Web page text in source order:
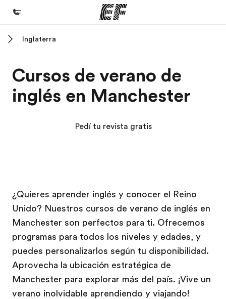
Programas
Ver todo lo que hacemos
Trabajos
Uníte al equipo
Inglaterra
Cursos de verano de
inglés en Manchester
Pedí tu revista gratis
¿Quieres aprender inglés y conocer el Reino
Unido? Nuestros cursos de verano de inglés en
Manchester son perfectos para ti. Ofrecemos
programas para todos los niveles y edades, y
puedes personalizarlos según tu disponibilidad.
Aprovecha la ubicación estratégica de
Manchester para explorar más del país. ¡Vive un
verano inolvidable aprendiendo y viajando!